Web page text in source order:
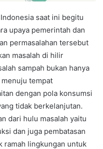
saat ini begitu
upaya pemerintah dan
permasalahan tersebut
masalah di hilir
sampah bukan hanya
tempat
dengan pola konsumsi
tidak berkelanjutan.
dari hulu masalah yaitu
dan juga pembatasan
ramah lingkungan untuk